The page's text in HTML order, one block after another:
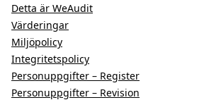
Detta är WeAudit
Värderingar
Miljöpolicy
Integritetspolicy
Personuppgifter – Register
Personuppgifter – Revision